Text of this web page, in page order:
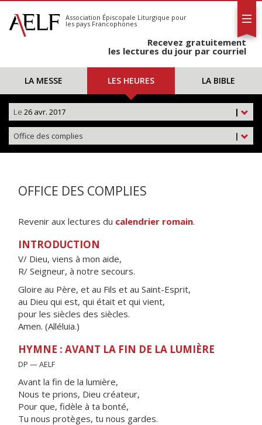
S'abonner
Calendrier
Association Épiscopale Liturgique pour
les pays Francophones
Recevez gratuitement
les lectures du jour par courriel
LA MESSE LES HEURES LA BIBLE
|
Le 26 avr. 2017
|
Office des complies
OFFICE DES COMPLIES
Revenir aux lectures du calendrier romain.
INTRODUCTION
V/ Dieu, viens à mon aide,
R/ Seigneur, à notre secours.
Gloire au Père, et au Fils et au Saint-Esprit,
au Dieu qui est, qui était et qui vient,
pour les siècles des siècles.
Amen. (Alléluia.)
HYMNE : AVANT LA FIN DE LA LUMIÈRE
DP — AELF
Avant la fin de la lumière,
Nous te prions, Dieu créateur,
Pour que, fidèle à ta bonté,
Tu nous protèges, tu nous gardes.